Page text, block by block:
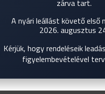
ihlették. A szálcsiszolt
belső tereknek.
Cookie beállítások
zárva tart.
A nyári leállást követő első
2026. augusztus
Kérjük, hogy rendeléseik
figyelembevételével